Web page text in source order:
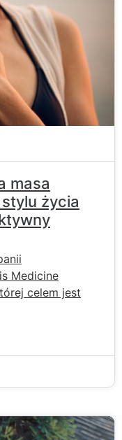
masa
życia
Medicine
celem jest